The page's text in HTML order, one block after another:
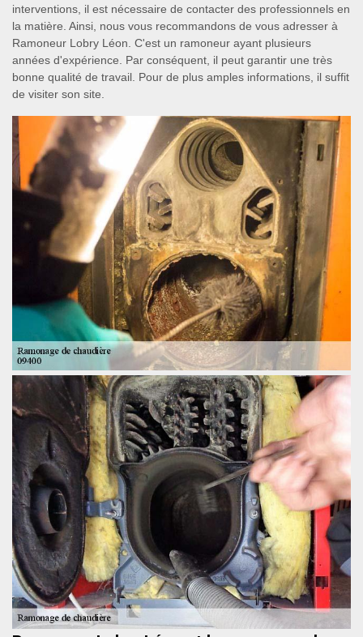
interventions, il est nécessaire de contacter des professionnels en
la matière. Ainsi, nous vous recommandons de vous adresser à
Ramoneur Lobry Léon. C'est un ramoneur ayant plusieurs
années d'expérience. Par conséquent, il peut garantir une très
bonne qualité de travail. Pour de plus amples informations, il suffit
de visiter son site.